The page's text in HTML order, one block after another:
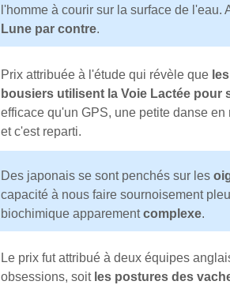
l'homme à courir sur la surface de l'eau.
Lune par contre.
Prix attribuée à l'étude qui révèle que
bousiers utilisent la Voie Lactée pour
efficace qu'un GPS, une petite danse en
et c'est reparti.
Des japonais se sont penchés sur les
capacité à nous faire sournoisement
biochimique apparementcomplexe.
Le prix fut attribué à deux équipes
obsessions, soit les postures des